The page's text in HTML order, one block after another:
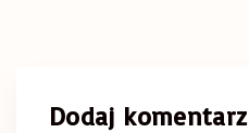
Dodaj komentarz